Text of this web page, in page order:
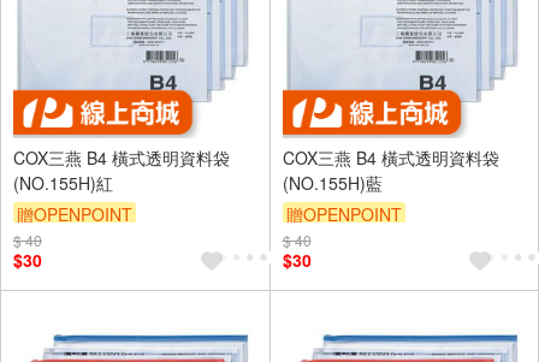
COX三燕 B4 橫式透明資料袋
(NO.155H)紅
贈OPENPOINT
$ 40
$30
COX三燕 B4 橫式透明資料袋
(NO.155H)藍
贈OPENPOINT
$ 40
$30